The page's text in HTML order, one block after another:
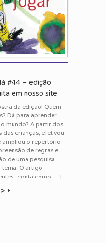
#44 – edição
em nosso site
da edição! Quem
Dá para aprender
mundo? A partir dos
das crianças, efetivou-
ampliou o repertório
de regras e,
de uma pesquisa
tema. O artigo
conta como […]